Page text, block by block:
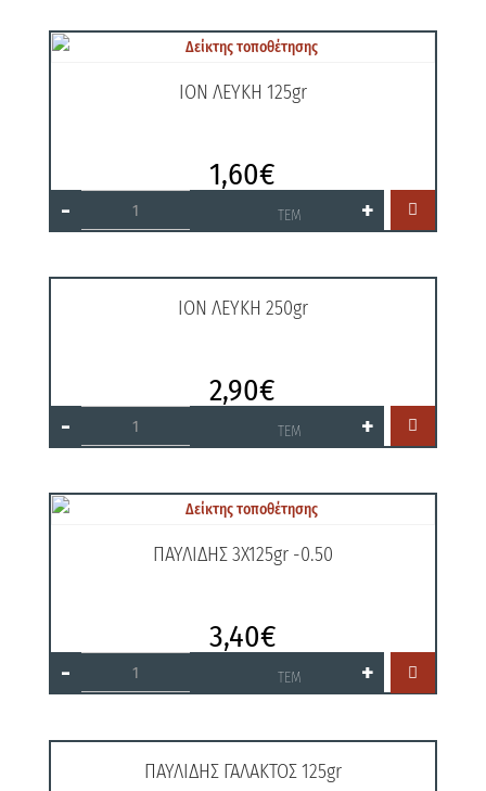
ΙΟΝ ΛΕΥΚΗ 125gr
1,60€
-
ΙΟΝ
125gr
+
ΤΕΜ 
ΙΟΝ ΛΕΥΚΗ 250gr
2,90€
-
ΙΟΝ
250gr
+
ΤΕΜ 
ΠΑΥΛΙΔΗΣ 3Χ125gr -0.50
3,40€
-
ΠΑΥΛΙΔΗΣ
-0.50
+
ΤΕΜ 
ΠΑΥΛΙΔΗΣ ΓΑΛΑΚΤΟΣ 125gr